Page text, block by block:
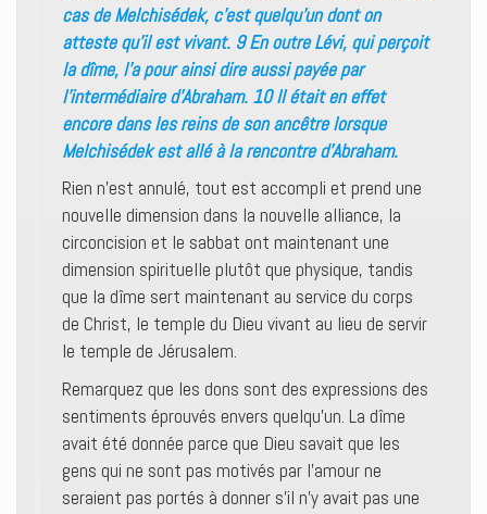
cas de Melchisédek, c’est quelqu’un dont on
atteste qu’il est vivant. 9 En outre Lévi, qui perçoit
la dîme, l’a pour ainsi dire aussi payée par
l’intermédiaire d’Abraham. 10 Il était en effet
encore dans les reins de son ancêtre lorsque
Melchisédek est allé à la rencontre d’Abraham.
Rien n’est annulé, tout est accompli et prend une
nouvelle dimension dans la nouvelle alliance, la
circoncision et le sabbat ont maintenant une
dimension spirituelle plutôt que physique, tandis
que la dîme sert maintenant au service du corps
de Christ, le temple du Dieu vivant au lieu de servir
le temple de Jérusalem.
Remarquez que les dons sont des expressions des
sentiments éprouvés envers quelqu’un. La dîme
avait été donnée parce que Dieu savait que les
gens qui ne sont pas motivés par l’amour ne
seraient pas portés à donner s’il n’y avait pas une